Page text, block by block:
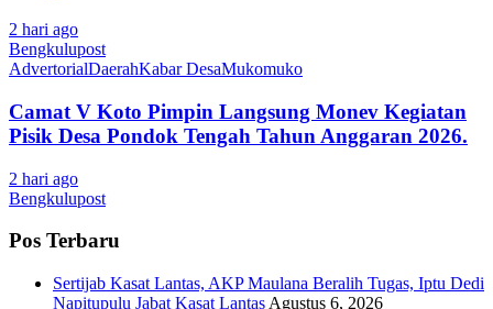
2 hari ago
Bengkulupost
AdvertorialDaerahKabar DesaMukomuko
Camat V Koto Pimpin Langsung Monev Kegiatan
Pisik Desa Pondok Tengah Tahun Anggaran 2026.
2 hari ago
Bengkulupost
Pos Terbaru
Sertijab Kasat Lantas, AKP Maulana Beralih Tugas, Iptu Dedi
Napitupulu Jabat Kasat Lantas Agustus 6, 2026